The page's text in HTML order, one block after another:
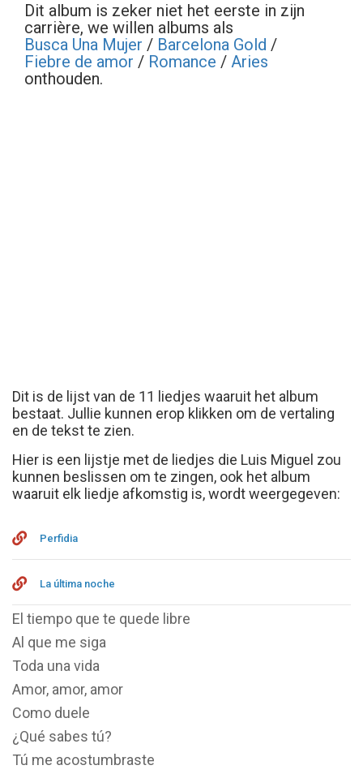
Dit album is zeker niet het eerste in zijn
carrière, we willen albums als
Busca Una Mujer / Barcelona Gold /
Fiebre de amor / Romance / Aries
onthouden.
Dit is de lijst van de 11 liedjes waaruit het album
bestaat. Jullie kunnen erop klikken om de vertaling
en de tekst te zien.
Hier is een lijstje met de liedjes die Luis Miguel zou
kunnen beslissen om te zingen, ook het album
waaruit elk liedje afkomstig is, wordt weergegeven:
Perfidia
La última noche
El tiempo que te quede libre
Al que me siga
Toda una vida
Amor, amor, amor
Como duele
¿Qué sabes tú?
Tú me acostumbraste